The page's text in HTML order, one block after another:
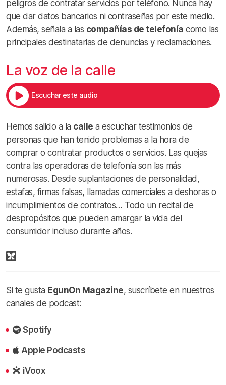
peligros de contratar servicios por teléfono. Nunca hay
que dar datos bancarios ni contraseñas por este medio.
Además, señala a las compañías de telefonía como las
principales destinatarias de denuncias y reclamaciones.
La voz de la calle
Escuchar este audio
Hemos salido a la calle a escuchar testimonios de
personas que han tenido problemas a la hora de
comprar o contratar productos o servicios. Las quejas
contra las operadoras de telefonía son las más
numerosas. Desde suplantaciones de personalidad,
estafas, firmas falsas, llamadas comerciales a deshoras o
incumplimientos de contratos… Todo un recital de
despropósitos que pueden amargar la vida del
consumidor incluso durante años.
Si te gusta EgunOn Magazine, suscríbete en nuestros
canales de podcast:
Spotify
Apple Podcasts
iVoox